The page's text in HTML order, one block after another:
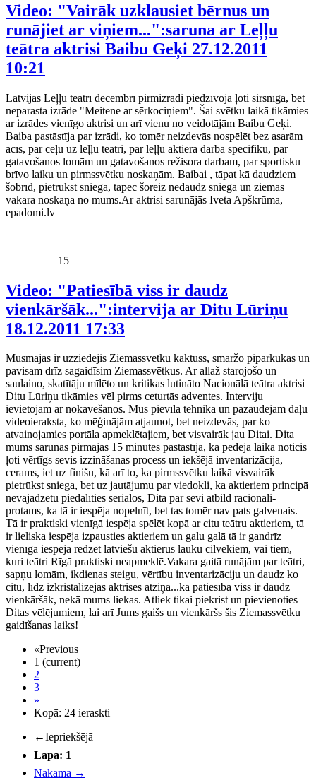
Video: "Vairāk uzklausiet bērnus un
runājiet ar viņiem...":saruna ar Leļļu
teātra aktrisi Baibu Geķi 27.12.2011
10:21
Latvijas Leļļu teātrī decembrī pirmizrādi piedzīvoja ļoti sirsnīga, bet
neparasta izrāde "Meitene ar sērkociņiem". Šai svētku laikā tikāmies
ar izrādes vienīgo aktrisi un arī vienu no veidotājām Baibu Geķi.
Baiba pastāstīja par izrādi, ko tomēr neizdevās nospēlēt bez asarām
acīs, par ceļu uz leļļu teātri, par leļļu aktiera darba specifiku, par
gatavošanos lomām un gatavošanos režisora darbam, par sportisku
brīvo laiku un pirmssvētku noskaņām. Baibai , tāpat kā daudziem
šobrīd, pietrūkst sniega, tāpēc šoreiz nedaudz sniega un ziemas
vakara noskaņa no mums.Ar aktrisi sarunājās Iveta Apškrūma,
epadomi.lv
15
Video: "Patiesībā viss ir daudz
vienkāršāk...":intervija ar Ditu Lūriņu
18.12.2011 17:33
Mūsmājās ir uzziedējis Ziemassvētku kaktuss, smaržo piparkūkas un
pavisam drīz sagaidīsim Ziemassvētkus. Ar allaž starojošo un
saulaino, skatītāju mīlēto un kritikas lutināto Nacionālā teātra aktrisi
Ditu Lūriņu tikāmies vēl pirms ceturtās adventes. Interviju
ievietojam ar nokavēšanos. Mūs pievīla tehnika un pazaudējām daļu
videoieraksta, ko mēģinājām atjaunot, bet neizdevās, par ko
atvainojamies portāla apmeklētajiem, bet visvairāk jau Ditai. Dita
mums sarunas pirmajās 15 minūtēs pastāstīja, ka pēdējā laikā noticis
ļoti vērtīgs sevis izzināšanas process un iekšējā inventarizācija,
cerams, iet uz finišu, kā arī to, ka pirmssvētku laikā visvairāk
pietrūkst sniega, bet uz jautājumu par viedokli, ka aktieriem principā
nevajadzētu piedalīties seriālos, Dita par sevi atbild racionāli-
protams, ka tā ir iespēja nopelnīt, bet tas tomēr nav pats galvenais.
Tā ir praktiski vienīgā iespēja spēlēt kopā ar citu teātru aktieriem, tā
ir lieliska iespēja izpausties aktieriem un galu galā tā ir gandrīz
vienīgā iespēja redzēt latviešu aktierus lauku cilvēkiem, vai tiem,
kuri teātri Rīgā praktiski neapmeklē.Vakara gaitā runājām par teātri,
sapņu lomām, ikdienas steigu, vērtību inventarizāciju un daudz ko
citu, līdz izkristalizējās aktrises atziņa...ka patiesībā viss ir daudz
vienkāršāk, nekā mums liekas. Atliek tikai piekrist un pievienoties
Ditas vēlējumiem, lai arī Jums gaišs un vienkāršs šis Ziemassvētku
gaidīšanas laiks!
«Previous
1 (current)
2
3
»
Kopā: 24 ieraskti
←Iepriekšējā
Lapa: 1
Nākamā →